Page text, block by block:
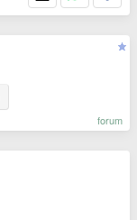
forum